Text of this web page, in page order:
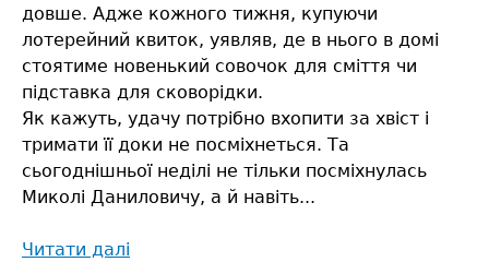
довше. Адже кожного тижня, купуючи
лотерейний квиток, уявляв, де в нього в домі
стоятиме новенький совочок для сміття чи
підставка для сковорідки.
Як кажуть, удачу потрібно вхопити за хвіст і
тримати її доки не посміхнеться. Та
сьогоднішньої неділі не тільки посміхнулась
Миколі Даниловичу, а й навіть...
Читати далі